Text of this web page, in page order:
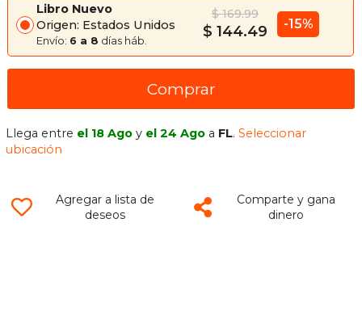
Libro Nuevo
Origen: Estados Unidos
Envío: 6 a 8 días háb.
$ 169.99
$ 144.49 -15%
Comprar
Llega entre el 18 Ago y el 24 Ago a FL.Seleccionar
ubicación
Agregar a lista de
deseos
Comparte y gana
dinero